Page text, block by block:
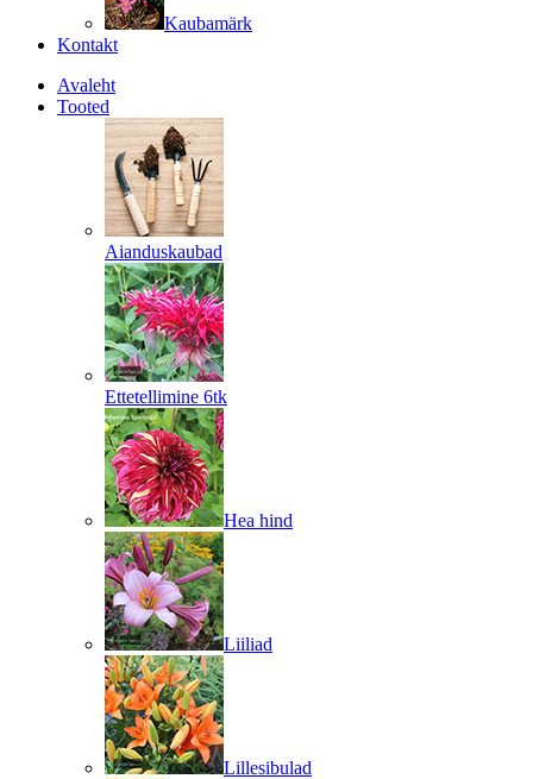
Kaubamärk
Kontakt
Avaleht
Tooted
Aianduskaubad
Ettetellimine 6tk
Hea hind
Liiliad
Lillesibulad